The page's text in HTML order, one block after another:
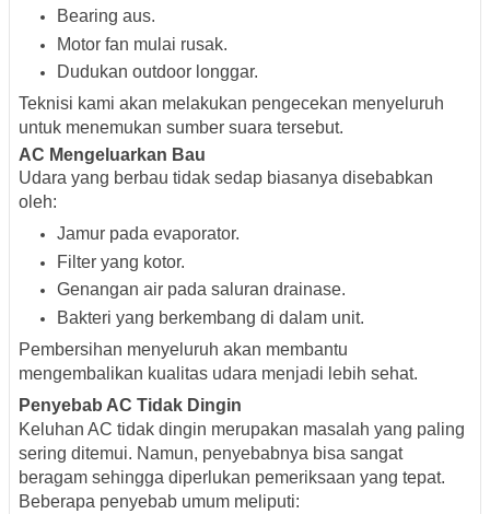
Bearing aus.
Motor fan mulai rusak.
Dudukan outdoor longgar.
Teknisi kami akan melakukan pengecekan menyeluruh
untuk menemukan sumber suara tersebut.
AC Mengeluarkan Bau
Udara yang berbau tidak sedap biasanya disebabkan
oleh:
Jamur pada evaporator.
Filter yang kotor.
Genangan air pada saluran drainase.
Bakteri yang berkembang di dalam unit.
Pembersihan menyeluruh akan membantu
mengembalikan kualitas udara menjadi lebih sehat.
Penyebab AC Tidak Dingin
Keluhan AC tidak dingin merupakan masalah yang paling
sering ditemui. Namun, penyebabnya bisa sangat
beragam sehingga diperlukan pemeriksaan yang tepat.
Beberapa penyebab umum meliputi: